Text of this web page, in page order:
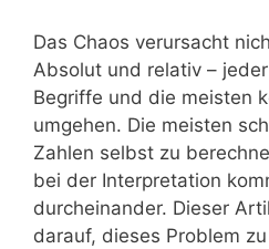
Das Chaos verursacht
Absolut und relativ –
Begriffe und die meisten
umgehen. Die meisten
Zahlen selbst zu
bei der Interpretation
durcheinander. Dieser
darauf, dieses Problem